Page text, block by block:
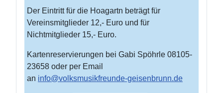
Der Eintritt für die Hoagartn beträgt für
Vereinsmitglieder 12,- Euro und für
Nichtmitglieder 15,- Euro.
Kartenreservierungen bei Gabi Spöhrle 08105-
23658 oder per Email
an info@volksmusikfreunde-geisenbrunn.de